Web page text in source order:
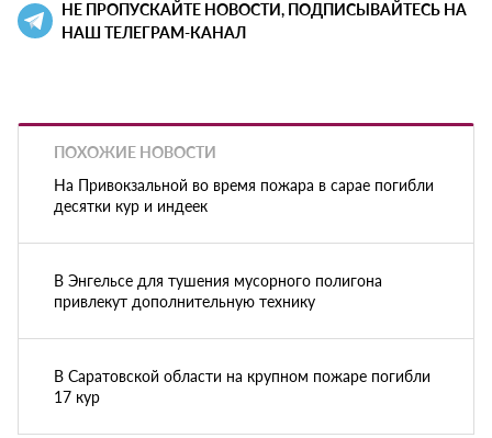
НЕ ПРОПУСКАЙТЕ НОВОСТИ, ПОДПИСЫВАЙТЕСЬ НА
НАШ ТЕЛЕГРАМ-КАНАЛ
ПОХОЖИЕ НОВОСТИ
На Привокзальной во время пожара в сарае погибли
десятки кур и индеек
В Энгельсе для тушения мусорного полигона
привлекут дополнительную технику
В Саратовской области на крупном пожаре погибли
17 кур